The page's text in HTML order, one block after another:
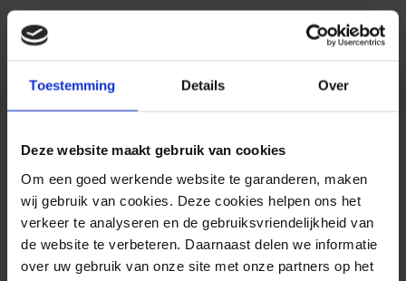
Toestemming Details Over
Deze website maakt gebruik van cookies
Om een goed werkende website te garanderen, maken
wij gebruik van cookies. Deze cookies helpen ons het
verkeer te analyseren en de gebruiksvriendelijkheid van
de website te verbeteren. Daarnaast delen we informatie
over uw gebruik van onze site met onze partners op het
Duizenden klanten raden jou aan bij ons te
bestellen (lees de onafhankelijke reviews)
Reviews
Mok Keramiek